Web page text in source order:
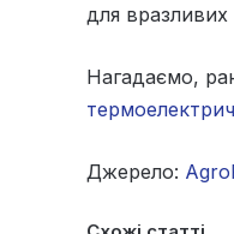
для вразливих
Нагадаємо,
Джерело: